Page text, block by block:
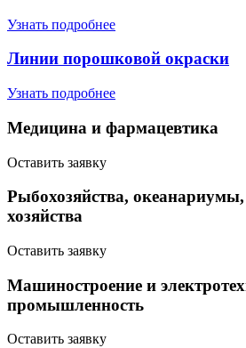
Узнать подробнее
Линии порошковой окраски
Узнать подробнее
Медицина и фармацевтика
Оставить заявку
Рыбохозяйства,
хозяйства
Оставить заявку
Машиностроение и
промышленность
Оставить заявку